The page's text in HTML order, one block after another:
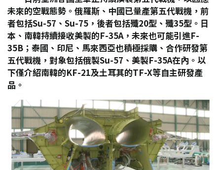
未來的空戰態勢。俄羅斯、中國已量產第五代戰機，前
者包括Su-57 、Su-75 ，後者包括殲20型、殲35型。日
本、南韓持續接收美製的F-35A，未來也可能引進F-
35B ；泰國、印尼、馬來西亞也積極採購、合作研發第
五代戰機，對象包括俄製Su-57 、美製F-35A在內。以
下僅介紹南韓的KF-21及土耳其的TF-X等自主研發產
品。